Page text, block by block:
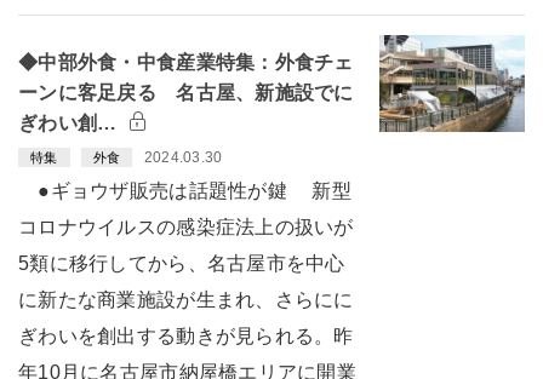
◆中部外食・中食産業特集：外食チェ
ーンに客足戻る 名古屋、新施設でに
ぎわい創…
特集 外食 2024.03.30
●ギョウザ販売は話題性が鍵 新型
コロナウイルスの感染症法上の扱いが
5類に移行してから、名古屋市を中心
に新たな商業施設が生まれ、さらにに
ぎわいを創出する動きが見られる。昨
年10月に名古屋市納屋橋エリアに開業